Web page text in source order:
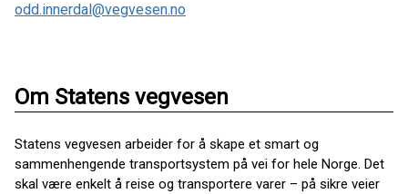
odd.innerdal@vegvesen.no
Om Statens vegvesen
Statens vegvesen arbeider for å skape et smart og
sammenhengende transportsystem på vei for hele Norge. Det
skal være enkelt å reise og transportere varer – på sikre veier